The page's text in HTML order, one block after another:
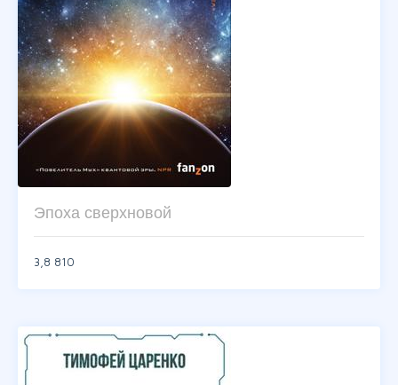
Эпоха сверхновой
3,8 810